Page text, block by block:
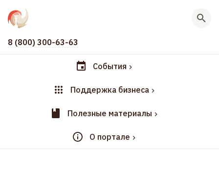
8 (800) 300-63-63
События
Поддержка бизнеса
Полезные материалы
О портале